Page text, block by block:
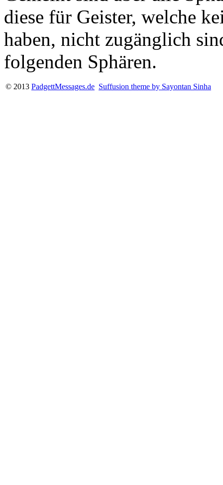
diese für Geister, welche
haben, nicht zugänglich
folgenden Sphären.
© 2013 PadgettMessages.de Suffusion theme by Sayontan Sinha